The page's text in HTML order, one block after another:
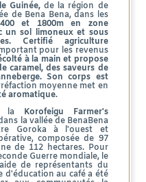
Guinée,de la région de
de Bena Bena, dans les
et 1800m en zone
un sol limoneux et sous
Certifié agriculture
pour les revenus
à la main et propose
caramel, des saveurs de
. Son corps est
moyenne met en
aromatique.
la Korofeigu Farmer's
la vallée de BenaBena
Goroka à l'ouest et
composée de 97
de 112 hectares. Pour
Guerre mondiale, le
de représentants du
d'éducation au café a été